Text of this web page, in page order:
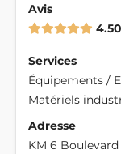
Avis
4.50
Services
Équipements /
Matériels
Adresse
KM 6